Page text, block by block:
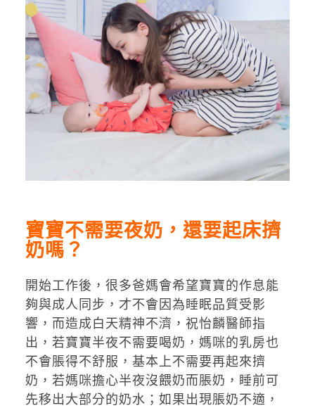
寶寶不需要夜奶，還要起床擠
奶嗎？
開始工作後，很多爸媽會希望寶寶的作息能
夠與成人同步，才不會因為睡眠品質受影
響，而造成白天精神不濟，祝怡麟醫師指
出，若寶寶半夜不需要喝奶，媽咪的乳房也
不會脹得不舒服，基本上不需要再起來擠
奶，若媽咪擔心半夜沒餵奶而脹奶，睡前可
先移出大部分的奶水；如果出現脹奶不適，